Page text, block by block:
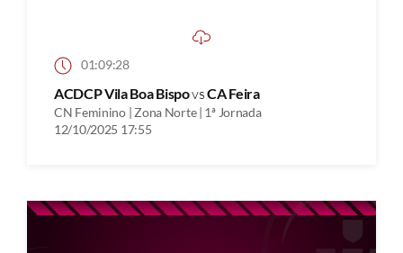
01:09:28
ACDCP Vila Boa BispovsCA Feira
CN Feminino | Zona Norte | 1ª Jornada
12/10/2025 17:55